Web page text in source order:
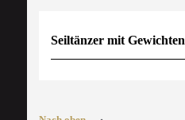
Seiltänzer mit Gewichten